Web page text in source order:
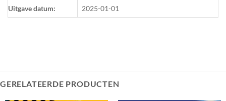
Uitgave datum: 2025-01-01
GERELATEERDE PRODUCTEN